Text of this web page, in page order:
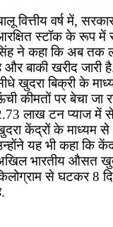
वित्तीय वर्ष में,
स्टॉक के रूप में
ने कहा कि अब तक
और बाकी खरीद जारी
खुदरा बिक्री के
कीमतों पर बेचा जा
लाख टन प्याज में
केंद्रों के माध्यम से
यह भी कहा कि
भारतीय औसत
से घटकर 8